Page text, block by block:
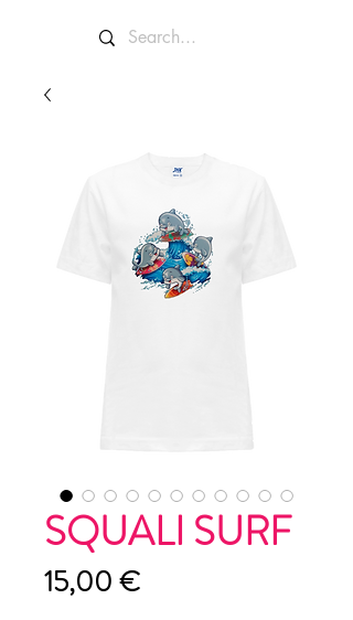
SQUALI SURF
15,00 €Preis